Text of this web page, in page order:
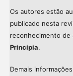
Os autores estão
publicado nesta
reconhecimento de
Principia.
Demais